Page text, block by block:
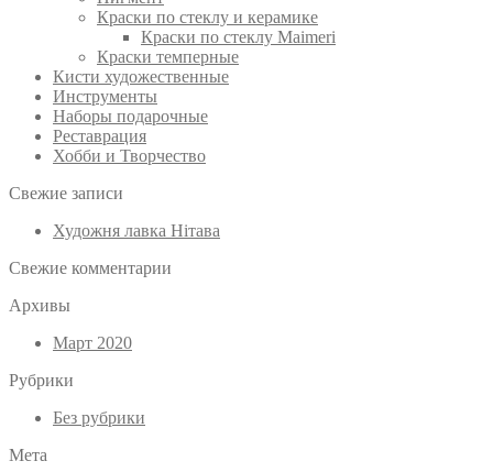
Краски по стеклу и керамике
Краски по стеклу Maimeri
Краски темперные
Кисти художественные
Инструменты
Наборы подарочные
Реставрация
Хобби и Творчество
Свежие записи
Художня лавка Нітава
Свежие комментарии
Архивы
Март 2020
Рубрики
Без рубрики
Мета